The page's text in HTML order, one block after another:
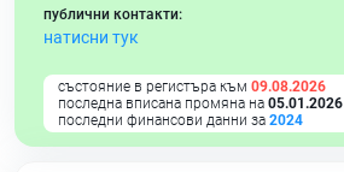
публични контакти:
натисни тук
състояние в регистъра към 09.08.2026
последна вписана промяна на 05.01.2026
последни финансови данни за 2024